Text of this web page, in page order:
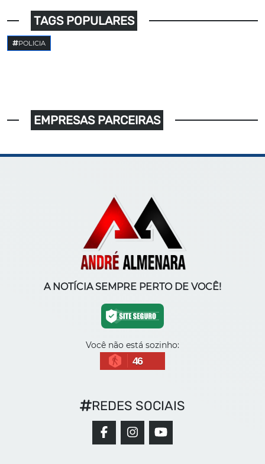
TAGS POPULARES
POLICIA
EMPRESAS PARCEIRAS
A NOTÍCIA SEMPRE PERTO DE VOCÊ!
Você não está sozinho:
46
REDES SOCIAIS